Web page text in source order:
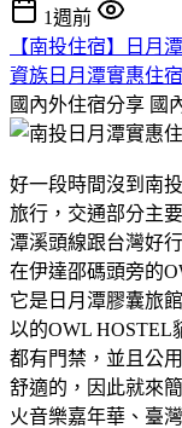
1週前
【南投住宿】日月
資族日月潭實惠住
國內外住宿分享 國
好一段時間沒到南
旅行，交通部分主
潭溪頭線跟台灣好
在伊達邵碼頭旁的
它是日月潭膠囊旅
以的OWL HOSTEL
都有門禁，並且公
舒適的，因此就來
火音樂嘉年華、臺